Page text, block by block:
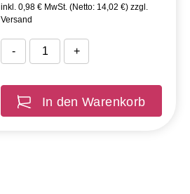
inkl. 0,98 € MwSt. (Netto: 14,02 €) zzgl.
Versand
- +
In den Warenkorb